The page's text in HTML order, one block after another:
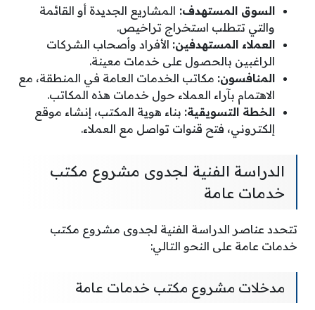
السوق المستهدف: المشاريع الجديدة أو القائمة
والتي تتطلب استخراج تراخيص.
العملاء المستهدفين: الأفراد وأصحاب الشركات
الراغبين بالحصول على خدمات معينة.
المنافسون: مكاتب الخدمات العامة في المنطقة، مع
الاهتمام بآراء العملاء حول خدمات هذه المكاتب.
الخطة التسويقية: بناء هوية المكتب، إنشاء موقع
إلكتروني، فتح قنوات تواصل مع العملاء.
الدراسة الفنية لجدوى مشروع مكتب
خدمات عامة
تتحدد عناصر الدراسة الفنية لجدوى مشروع مكتب
خدمات عامة على النحو التالي:
مدخلات مشروع مكتب خدمات عامة